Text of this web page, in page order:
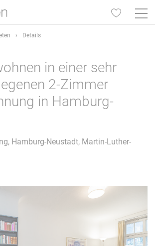
› Details
in einer sehr
2-Zimmer
in Hamburg-
Hamburg-Neustadt, Martin-Luther-